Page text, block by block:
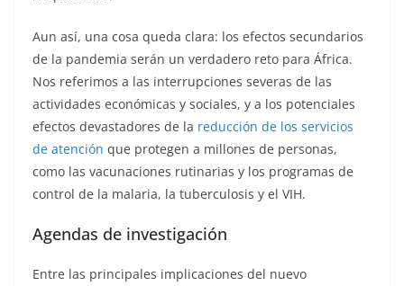
Aun así, una cosa queda clara: los efectos secundarios
de la pandemia serán un verdadero reto para África.
Nos referimos a las interrupciones severas de las
actividades económicas y sociales, y a los potenciales
efectos devastadores de la reducción de los servicios
de atención que protegen a millones de personas,
como las vacunaciones rutinarias y los programas de
control de la malaria, la tuberculosis y el VIH.
Agendas de investigación
Entre las principales implicaciones del nuevo